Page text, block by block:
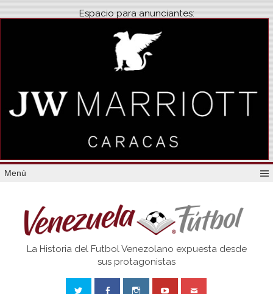
Espacio para anunciantes:
Menú
Venezuela
La Historia del Futbol Venezolano expuesta desde
sus protagonistas